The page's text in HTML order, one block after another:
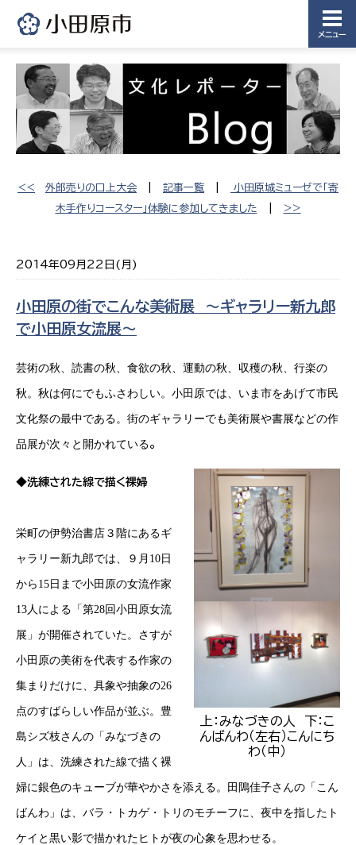
メニュー
<< 外郎売りの口上大会 記事一覧
小田原城ミューゼで「寄
木手作りコースター」体験に参加してきました
>>
2014年09月22日(月)
小田原の街でこんな美術展 〜ギャラリー新九郎
で小田原女流展〜
芸術の秋、読書の秋、食欲の秋、運動の秋、収穫の秋、行楽の
秋。秋は何にでもふさわしい。小田原では、いま市をあげて市民
文化祭の最中である。街のギャラリーでも美術展や書展などの作
品展が次々と開かれている。
上：みなづきの人 下：こ
んばんわ（左右）こんにち
わ（中）
◆洗練された線で描く裸婦
栄町の伊勢治書店３階にあるギ
ャラリー新九郎では、９月 10日
から 15日まで小田原の女流作家
13 人による「第28回小田原女流
展」が開催されていた。さすが
小田原の美術を代表する作家の
集まりだけに、具象や抽象の26
点のすばらしい作品が並ぶ。豊
島シズ枝さんの「みなづきの
人」は、洗練された線で描く裸
婦に銀色のキューブが華やかさを添える。田隝佳子さんの「こん
ばんわ」は、バラ・トカゲ・トリのモチーフに、夜中を指したト
ケイと黒い影で描かれたヒトが夜の心象を思わせる 。